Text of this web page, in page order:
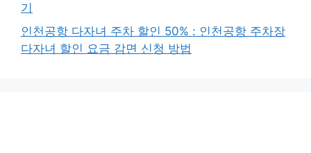
기
인천공항 다자녀 주차 할인 50% : 인천공항 주차장
다자녀 할인 요금 감면 신청 방법